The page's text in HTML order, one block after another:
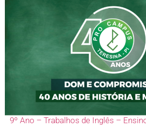
9º Ano – Trabalhos de Inglês –